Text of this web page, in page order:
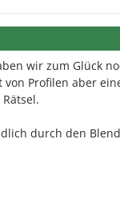
wir zum Glück
von Profilen aber
durch den